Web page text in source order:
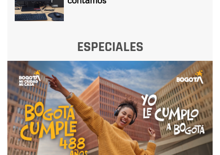
ESPECIALES